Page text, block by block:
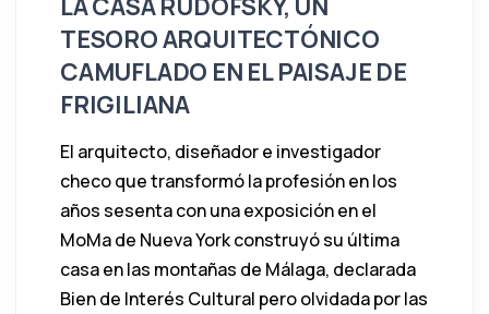
TESORO ARQUITECTÓNICO
CAMUFLADO EN EL PAISAJE DE
FRIGILIANA
El arquitecto, diseñador e investigador
checo que transformó la profesión en los
años sesenta con una exposición en el
MoMa de Nueva York construyó su última
casa en las montañas de Málaga, declarada
Bien de Interés Cultural pero olvidada por las